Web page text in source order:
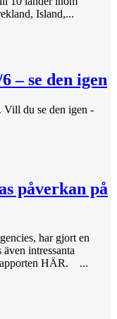
Island,...
– se den igen
Vill du se den igen -
påverkan på
har gjort en
intressanta
rapporten HÄR. ...